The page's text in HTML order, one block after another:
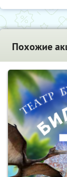
Похожие